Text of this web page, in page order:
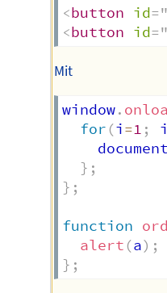
<button id="
<button id="
Mit
window.
for (i=1 ; i
    document
} ;
} ;
function
alert (a) ;
} ;